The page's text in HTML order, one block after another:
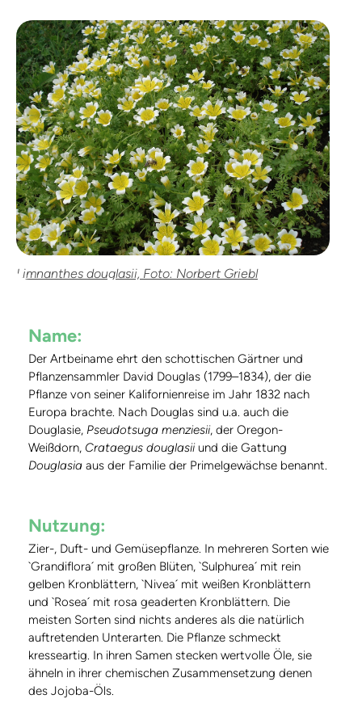
Limnanthes douglasii, Foto: Norbert Griebl
Name:
Der Artbeiname ehrt den schottischen Gärtner und
Pflanzensammler David Douglas (1799–1834), der die
Pflanze von seiner Kalifornienreise im Jahr 1832 nach
Europa brachte. Nach Douglas sind u.a. auch die
Douglasie, Pseudotsuga menziesii, der Oregon-
Weißdorn, Crataegus douglasiiund die Gattung
Douglasia aus der Familie der Primelgewächse benannt.
Nutzung:
Zier-, Duft- und Gemüsepflanze. In mehreren Sorten wie
`Grandiflora´ mit großen Blüten, `Sulphurea´ mit rein
gelben Kronblättern, `Nivea´ mit weißen Kronblättern
und `Rosea´ mit rosa geaderten Kronblättern. Die
meisten Sorten sind nichts anderes als die natürlich
auftretenden Unterarten. Die Pflanze schmeckt
kresseartig. In ihren Samen stecken wertvolle Öle, sie
ähneln in ihrer chemischen Zusammensetzung denen
des Jojoba-Öls.